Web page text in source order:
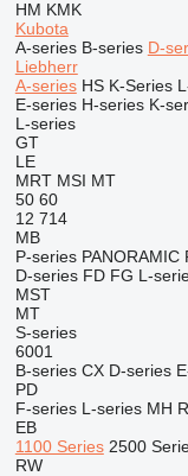
HM KMK
Kubota
A-series B-series D-
Liebherr
A-series HS K-Series
E-series H-series K-
L-series
GT
LE
MRT MSI MT
50 60
12 714
MB
P-series PANORAMIC
D-series FD FG L-
MST
MT
S-series
6001
B-series CX D-series
PD
F-series L-series MH
EB
1100 Series 2500
RW